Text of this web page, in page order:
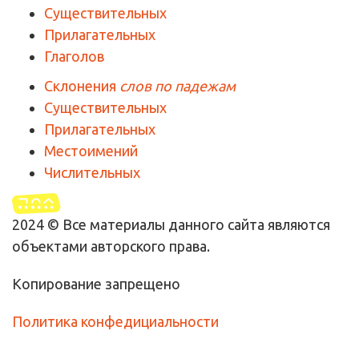
Существительных
Прилагательных
Глаголов
Склонения слов по падежам
Существительных
Прилагательных
Местоимений
Числительных
2024 © Все материалы данного сайта являются
объектами авторского права.
Копирование запрещено
Политика конфедициальности